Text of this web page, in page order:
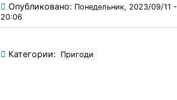
Опубликовано: Понедельник, 2023/09/11 -
20:06
Категории: Пригоди